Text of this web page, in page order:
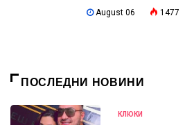
August 06 1477
ПОСЛЕДНИ НОВИНИ
КЛЮКИ